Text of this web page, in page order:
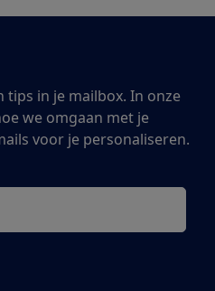
tips in je mailbox. In onze
we omgaan met je
voor je personaliseren.